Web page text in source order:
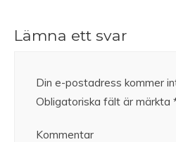
Lämna ett svar
Din e-postadress kommer
Obligatoriska fält är märkta
Kommentar